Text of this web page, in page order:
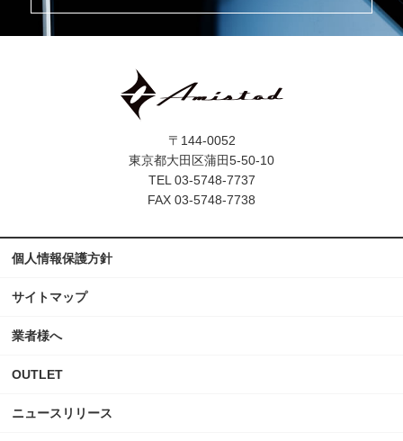
〒144-0052
東京都大田区蒲田5-50-10
TEL 03-5748-7737
FAX 03-5748-7738
ニュースリリース
個人情報保護方針
サイトマップ
業者様へ
OUTLET